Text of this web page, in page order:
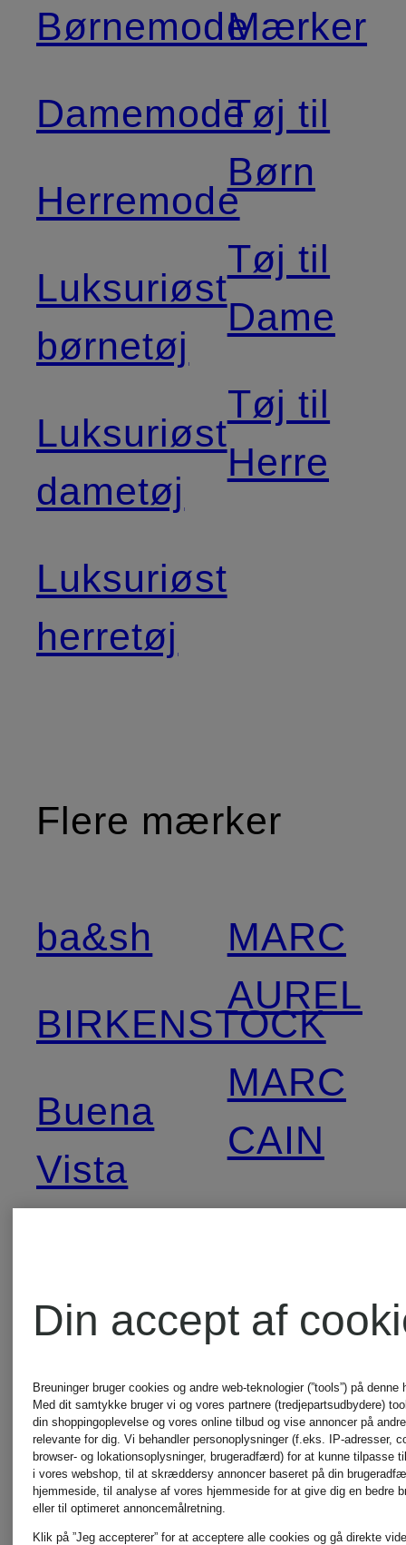
Børnemode
Damemode
Herremode
Luksuriøst
børnetøj
Luksuriøst
dametøj
Luksuriøst
herretøj
Mærker
Tøj til
Børn
Tøj til
Dame
Tøj til
Herre
Flere mærker
ba&sh
BIRKENSTOCK
Buena
Vista
CARTOON
CINQUE
comma
MARC
AUREL
MARC
CAIN
monari
MORE
Din accept af
Breuninger bruger cookies og andre web-teknologier (”tools”) på denne
Med dit samtykke bruger vi og vores partnere (tredjepartsudbydere)
din shoppingoplevelse og vores online tilbud og vise annoncer på
relevante for dig. Vi behandler personoplysninger (f.eks. IP-adresser,
browser- og lokationsoplysninger, brugeradfærd) for at kunne tilpasse
i vores webshop, til at skræddersy annoncer baseret på din
hjemmeside, til analyse af vores hjemmeside for at give dig en bedre
eller til optimeret annoncemålretning.
Klik på ”Jeg accepterer” for at acceptere alle cookies og gå direkte